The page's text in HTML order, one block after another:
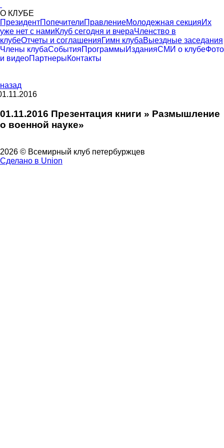
О КЛУБЕ
ПрезидентПопечителиПравлениеМолодежная секцияИх
уже нет с намиКлуб сегодня и вчераЧленство в
клубеОтчеты и соглашенияГимн клубаВыездные заседания
Члены клубаСобытияПрограммыИзданияСМИ о клубеФото
и видеоПартнерыКонтакты
назад
01.11.2016 Презентация книги » Размышление
о военной науке»
2026 © Всемирный клуб петербуржцев
Сделано в Union